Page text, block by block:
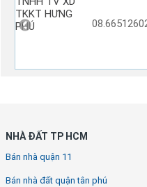
NHÀ ĐẤT TP HCM
Bán nhà quận 11
Bán nhà đất quận tân phú